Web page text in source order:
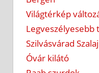
Világtérkép
Szilvásvárad
Óvár kilátó